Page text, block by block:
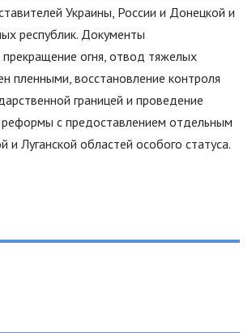
Украины, России и Донецкой и
республик. Документы
огня, отвод тяжелых
пленными, восстановление контроля
границей и проведение
реформы с предоставлением отдельным
и Луганской областей особого статуса.